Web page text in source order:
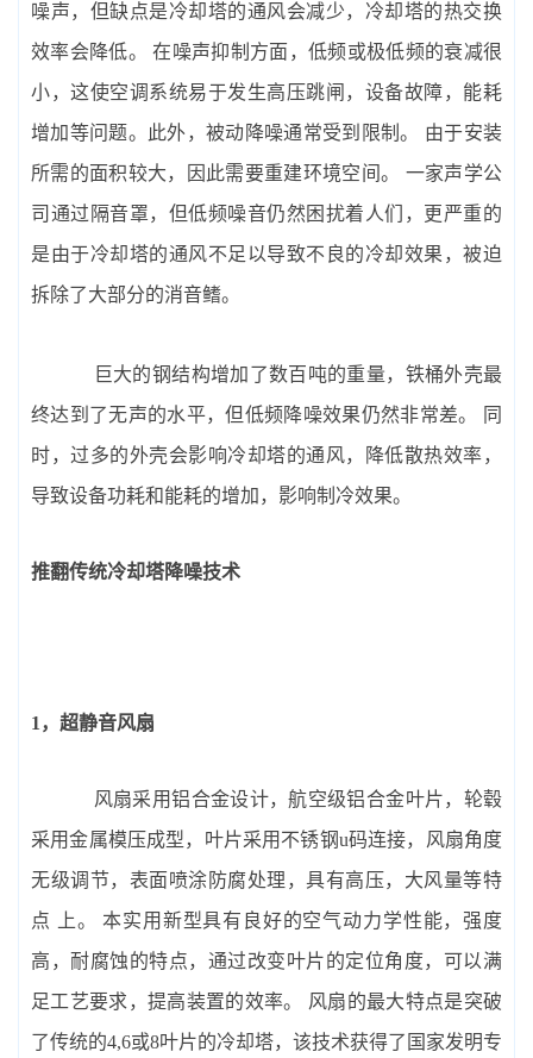
噪声，但缺点是冷却塔的通风会减少，冷却塔的热交换
效率会降低。 在噪声抑制方面，低频或极低频的衰减很
小，这使空调系统易于发生高压跳闸，设备故障，能耗
增加等问题。此外，被动降噪通常受到限制。 由于安装
所需的面积较大，因此需要重建环境空间。 一家声学公
司通过隔音罩，但低频噪音仍然困扰着人们，更严重的
是由于冷却塔的通风不足以导致不良的冷却效果，被迫
拆除了大部分的消音鳍。
巨大的钢结构增加了数百吨的重量，铁桶外壳最
终达到了无声的水平，但低频降噪效果仍然非常差。 同
时，过多的外壳会影响冷却塔的通风，降低散热效率，
导致设备功耗和能耗的增加，影响制冷效果。
推翻传统冷却塔降噪技术
1，超静音风扇
风扇采用铝合金设计，航空级铝合金叶片，轮毂
采用金属模压成型，叶片采用不锈钢u码连接，风扇角度
无级调节，表面喷涂防腐处理，具有高压，大风量等特
点 上。 本实用新型具有良好的空气动力学性能，强度
高，耐腐蚀的特点，通过改变叶片的定位角度，可以满
足工艺要求，提高装置的效率。 风扇的最大特点是突破
了传统的4,6或8叶片的冷却塔，该技术获得了国家发明专